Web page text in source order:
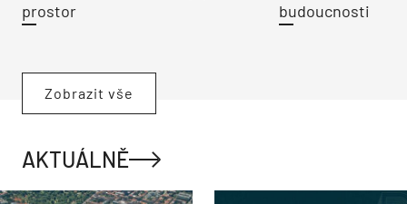
prostor
budoucnosti
Zobrazit vše
AKTUÁLNĚ